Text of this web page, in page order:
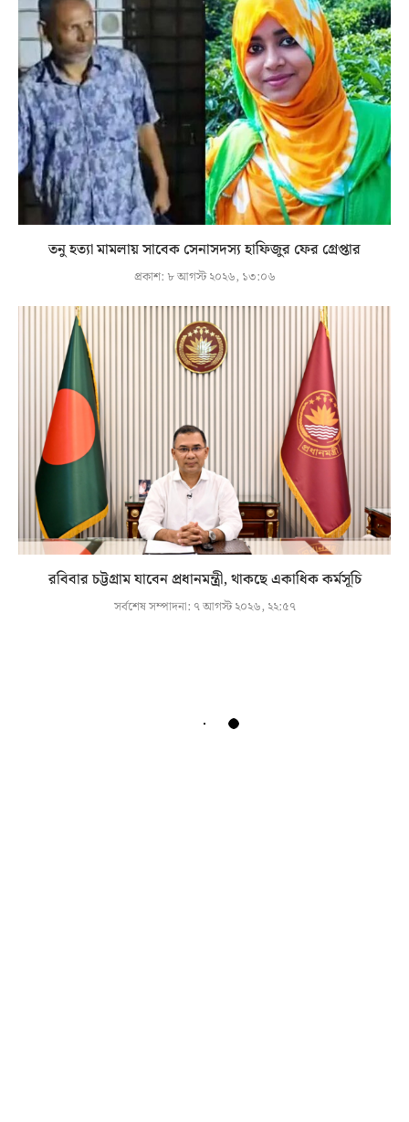
তনু হত্যা মামলায় সাবেক সেনাসদস্য হাফিজুর ফের গ্রেপ্তার
প্রকাশ: ৮ আগস্ট ২০২৬, ১৩:০৬
রবিবার চট্টগ্রাম যাবেন প্রধানমন্ত্রী, থাকছে একাধিক কর্মসূচি
সর্বশেষ সম্পাদনা: ৭ আগস্ট ২০২৬, ২২:৫৭